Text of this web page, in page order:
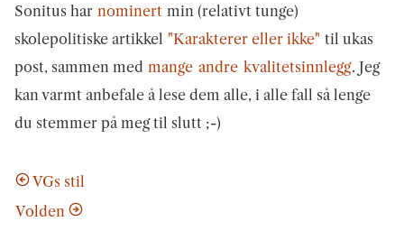
Sonitus har nominert min (relativt tunge)
skolepolitiske artikkel "Karakterer eller ikke" til ukas
post, sammen med mange andre kvalitetsinnlegg. Jeg
kan varmt anbefale å lese dem alle, i alle fall så lenge
du stemmer på meg til slutt ;-)
VGs stil
Volden